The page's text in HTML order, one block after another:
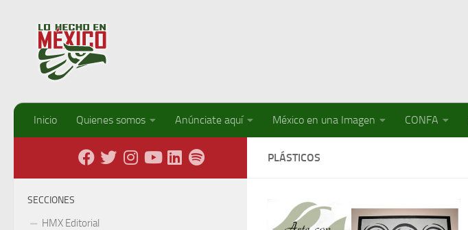
Inicio Quienes somos Anúnciate aquí México en una Imagen CONFA
PLÁSTICOS
SECCIONES
HMX Editorial